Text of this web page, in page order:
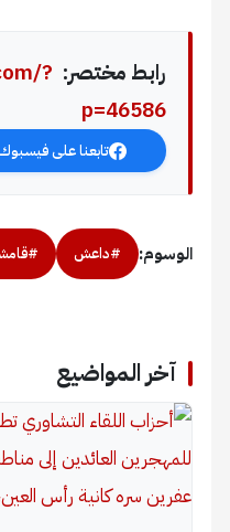
رابط مختصر: ?
p=46586
تابعنا على فيسبوك
الوسوم: #داعش
آخر المواضيع